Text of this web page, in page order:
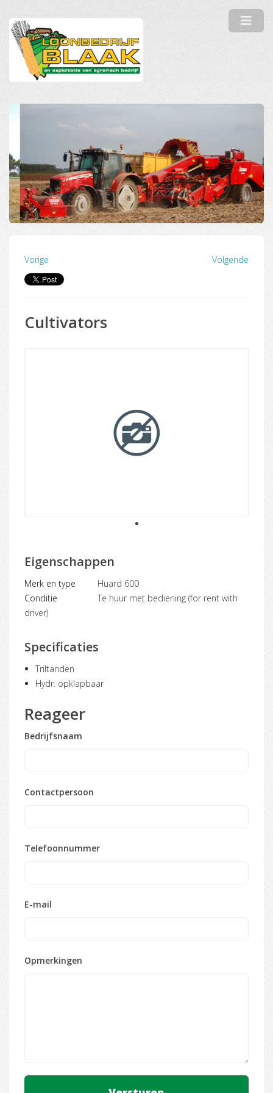
Vorige Volgende
Cultivators
1
Eigenschappen
Merk en type
Huard 600
Conditie
Te huur met bediening (for rent with
driver)
Specificaties
Triltanden
Hydr. opklapbaar
Reageer
Bedrijfsnaam
Contactpersoon
Telefoonnummer
E-mail
Opmerkingen